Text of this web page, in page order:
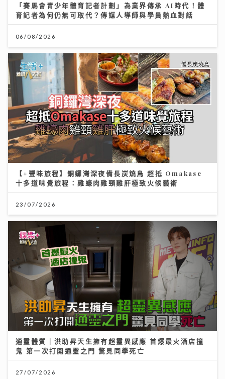
「賽馬會青少年體育記者計劃」為業界傳承 AI時代！體
育記者為何仍無可取代？傳媒人導師與學員熱血對話
06/08/2026
【#豐味旅程】銅鑼灣深夜備長炭燒鳥 超抵 Omakase
十多道味覺旅程：雞蠔肉雞頸雞肝極致火候藝術
23/07/2026
通靈體質｜洪助昇天生擁有超靈異感應 首爆最火酒店撞
鬼 第一次打開通靈之門 驚見同學死亡
27/07/2026